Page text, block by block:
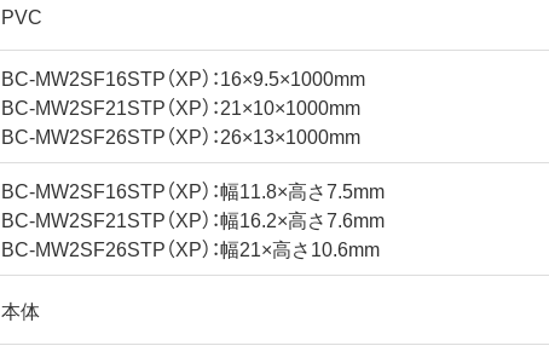
PVC
BC-MW2SF16STP（XP）：16×9.5×1000mm
BC-MW2SF21STP（XP）：21×10×1000mm
BC-MW2SF26STP（XP）：26×13×1000mm
BC-MW2SF16STP（XP）：幅11.8×高さ7.5mm
BC-MW2SF21STP（XP）：幅16.2×高さ7.6mm
BC-MW2SF26STP（XP）：幅21×高さ10.6mm
本体